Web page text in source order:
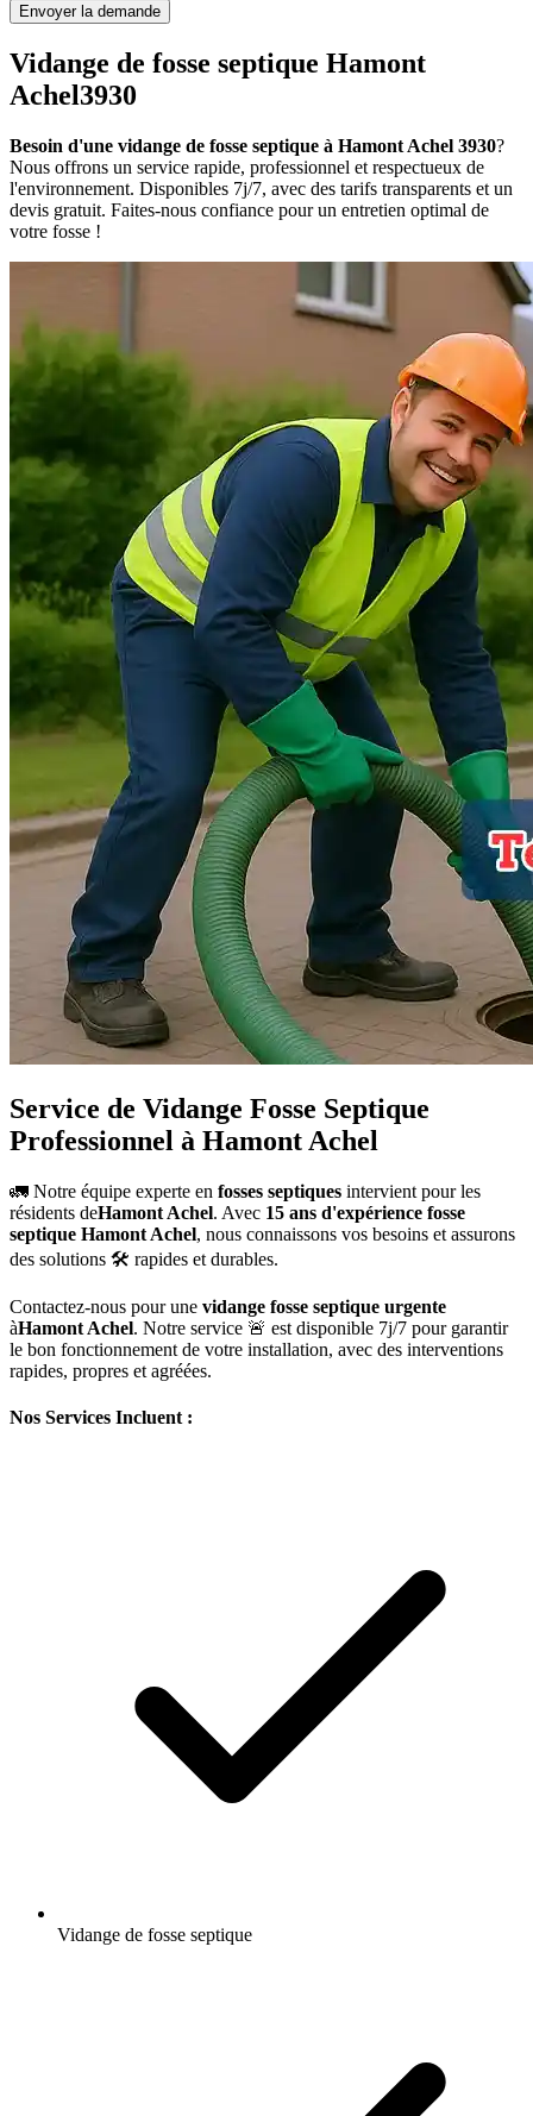
Envoyer la demande
Vidange de fosse septique Hamont
Achel3930
Besoin d'une vidange de fosse septique à Hamont Achel 3930?
Nous offrons un service rapide, professionnel et respectueux de
l'environnement. Disponibles 7j/7, avec des tarifs transparents et un
devis gratuit. Faites-nous confiance pour un entretien optimal de
votre fosse !
Service de Vidange Fosse Septique
Professionnel à Hamont Achel
🚛 Notre équipe experte en fosses septiques intervient pour les
résidents deHamont Achel. Avec 15 ans d'expérience fosse
septique Hamont Achel, nous connaissons vos besoins et assurons
des solutions 🛠️ rapides et durables.
Contactez-nous pour une vidange fosse septique urgente
àHamont Achel. Notre service 🚨 est disponible 7j/7 pour garantir
le bon fonctionnement de votre installation, avec des interventions
rapides, propres et agréées.
Nos Services Incluent :
Vidange de fosse septique